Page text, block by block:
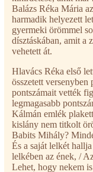
Balázs Réka Mária
harmadik helyezett
gyermeki örömmel
dísztáskában, amit a
vehetett át.
Hlavács Réka első
összetett versenyben
pontszámait vették
legmagasabb
Kálmán emlék
kislány nem titkolt
Babits Mihály?
És a saját lelkét
lelkében az ének, /
Lehet, hogy nekem